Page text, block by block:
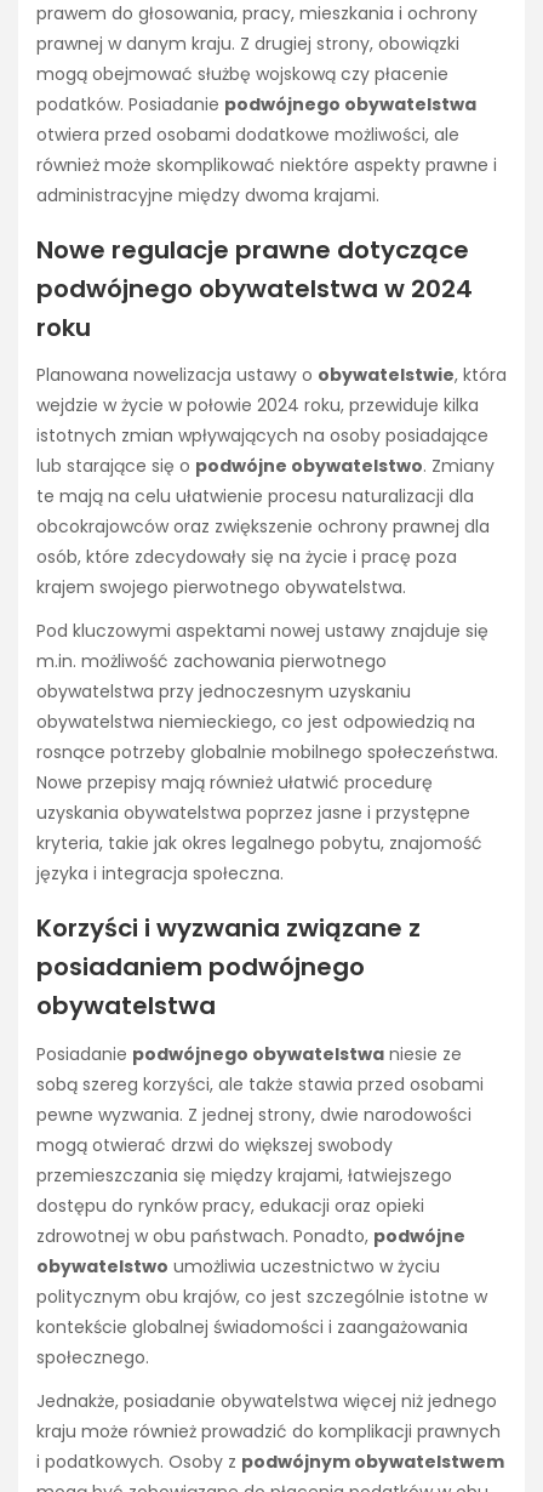
prawem do głosowania, pracy, mieszkania i ochrony
prawnej w danym kraju. Z drugiej strony, obowiązki
mogą obejmować służbę wojskową czy płacenie
podatków. Posiadanie podwójnego obywatelstwa
otwiera przed osobami dodatkowe możliwości, ale
również może skomplikować niektóre aspekty prawne i
administracyjne między dwoma krajami.
Nowe regulacje prawne dotyczące
podwójnego obywatelstwa w 2024
roku
Planowana nowelizacja ustawy o obywatelstwie, która
wejdzie w życie w połowie 2024 roku, przewiduje kilka
istotnych zmian wpływających na osoby posiadające
lub starające się o podwójne obywatelstwo. Zmiany
te mają na celu ułatwienie procesu naturalizacji dla
obcokrajowców oraz zwiększenie ochrony prawnej dla
osób, które zdecydowały się na życie i pracę poza
krajem swojego pierwotnego obywatelstwa.
Pod kluczowymi aspektami nowej ustawy znajduje się
m.in. możliwość zachowania pierwotnego
obywatelstwa przy jednoczesnym uzyskaniu
obywatelstwa niemieckiego, co jest odpowiedzią na
rosnące potrzeby globalnie mobilnego społeczeństwa.
Nowe przepisy mają również ułatwić procedurę
uzyskania obywatelstwa poprzez jasne i przystępne
kryteria, takie jak okres legalnego pobytu, znajomość
języka i integracja społeczna.
Korzyści i wyzwania związane z
posiadaniem podwójnego
obywatelstwa
Posiadanie podwójnego obywatelstwa niesie ze
sobą szereg korzyści, ale także stawia przed osobami
pewne wyzwania. Z jednej strony, dwie narodowości
mogą otwierać drzwi do większej swobody
przemieszczania się między krajami, łatwiejszego
dostępu do rynków pracy, edukacji oraz opieki
zdrowotnej w obu państwach. Ponadto, podwójne
obywatelstwo umożliwia uczestnictwo w życiu
politycznym obu krajów, co jest szczególnie istotne w
kontekście globalnej świadomości i zaangażowania
społecznego.
Jednakże, posiadanie obywatelstwa więcej niż jednego
kraju może również prowadzić do komplikacji prawnych
i podatkowych. Osoby z podwójnym obywatelstwem